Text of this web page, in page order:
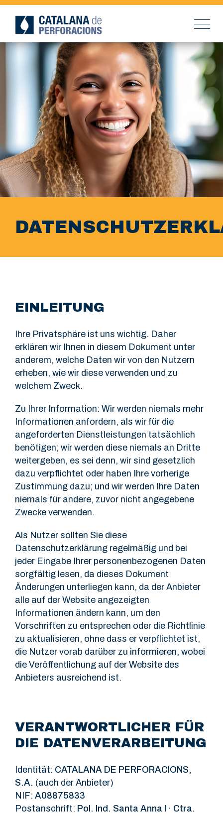
EINLEITUNG
Ihre Privatsphäre ist uns wichtig. Daher
erklären wir Ihnen in diesem Dokument unter
anderem, welche Daten wir von den Nutzern
erheben, wie wir diese verwenden und zu
welchem Zweck.
Zu Ihrer Information: Wir werden niemals mehr
Informationen anfordern, als wir für die
angeforderten Dienstleistungen tatsächlich
benötigen; wir werden diese niemals an Dritte
weitergeben, es sei denn, wir sind gesetzlich
dazu verpflichtet oder haben Ihre vorherige
Zustimmung dazu; und wir werden Ihre Daten
niemals für andere, zuvor nicht angegebene
Zwecke verwenden.
Als Nutzer sollten Sie diese
Datenschutzerklärung regelmäßig und bei
jeder Eingabe Ihrer personenbezogenen Daten
sorgfältig lesen, da dieses Dokument
Änderungen unterliegen kann, da der Anbieter
alle auf der Website angezeigten
Informationen ändern kann, um den
Vorschriften zu entsprechen oder die Richtlinie
zu aktualisieren, ohne dass er verpflichtet ist,
die Nutzer vorab darüber zu informieren, wobei
die Veröffentlichung auf der Website des
Anbieters ausreichend ist.
VERANTWORTLICHER FÜR
DIE DATENVERARBEITUNG
Identität: CATALANA DE PERFORACIONS,
S.A. (auch der Anbieter)
NIF: A08875833
Postanschrift: Pol. Ind. Santa Anna I · Ctra.